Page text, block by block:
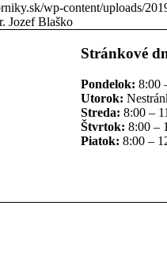
wp-content/uploads/
Jozef Blaško
Stránkové
Pondelok: 8:00
Utorok:
Streda: 8:00 –
Štvrtok: 8:00 –
Piatok: 8:00 –